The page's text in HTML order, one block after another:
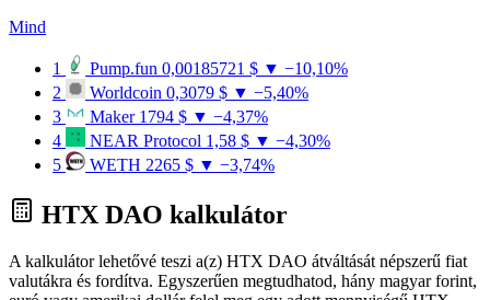
Mind
1 Pump.fun 0,00185721 $ ▼ −10,10%
2
Worldcoin 0,3079 $ ▼ −5,40%
3
Maker 1794 $ ▼ −4,37%
4
NEAR Protocol 1,58 $ ▼ −4,30%
5
WETH 2265 $ ▼ −3,74%
HTX DAO kalkulátor
A kalkulátor lehetővé teszi a(z) HTX DAO átváltását népszerű fiat
valutákra és fordítva. Egyszerűen megtudhatod, hány magyar forint,